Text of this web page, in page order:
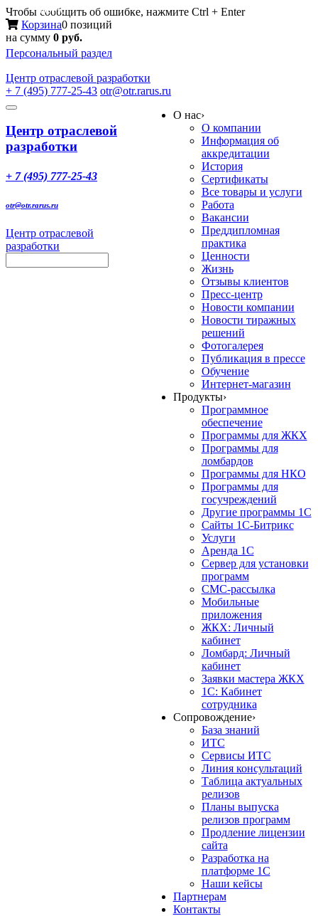
Чтобы сообщить об ошибке, нажмите Ctrl + Enter
Корзина0 позиций
на сумму 0 руб.
Персональный раздел
Центр отраслевой разработки
+ 7 (495) 777-25-43 otr@otr.rarus.ru
Toggle
Меню
Центр отраслевой
разработки
+ 7 (495) 777-25-43
otr@otr.rarus.ru
Центр отраслевой
разработки
О нас›
О компании
Информация об
аккредитации
История
Сертификаты
Все товары и услуги
Работа
Вакансии
Преддипломная
практика
Ценности
Жизнь
Отзывы клиентов
Пресс-центр
Новости компании
Новости тиражных
решений
Фотогалерея
Публикация в прессе
Обучение
Интернет-магазин
Продукты›
Программное
обеспечение
Программы для ЖКХ
Программы для
ломбардов
Программы для НКО
Программы для
госучреждений
Другие программы 1С
Сайты 1С-Битрикс
Услуги
Аренда 1С
Сервер для установки
программ
СМС-рассылка
Мобильные
приложения
ЖКХ: Личный
кабинет
Ломбард: Личный
кабинет
Заявки мастера ЖКХ
1С: Кабинет
сотрудника
Сопровождение›
База знаний
ИТС
Сервисы ИТС
Линия консультаций
Таблица актуальных
релизов
Планы выпуска
релизов программ
Продление лицензии
сайта
Разработка на
платформе 1С
Наши кейсы
Партнерам
Контакты